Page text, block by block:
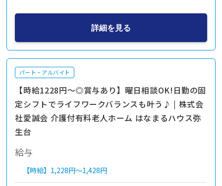
詳細を見る
パート・アルバイト
【時給1228円～◎賞与あり】曜日相談OK!日勤の固
定シフトでライフワークバランスも叶う♪ | 株式会
社愛誠会 介護付有料老人ホーム はなまるハウス弥
生台
給与
【時給】 1,228円～1,428円